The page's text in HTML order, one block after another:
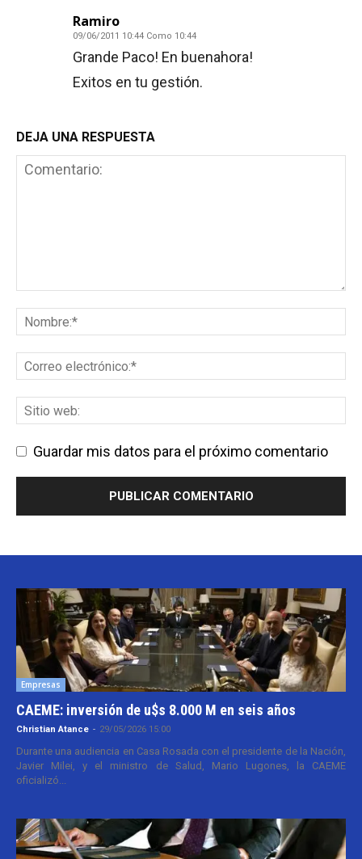
Ramiro
09/06/2011 10:44 Como 10:44
Grande Paco! En buenahora!
Exitos en tu gestión.
DEJA UNA RESPUESTA
Guardar mis datos para el próximo comentario
Empresas
CAEME: inversión de u$s 8.000 M en seis años
Christian Atance - 29/05/2026 15:00
Durante una audiencia en Casa Rosada con el presidente de la Nación,
Javier Milei, y el ministro de Salud, Mario Lugones, la CAEME
oficializó...